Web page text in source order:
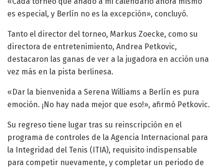
es especial, y Berlín no es la excepción», concluyó.
Tanto el director del torneo, Markus Zoecke, como su
directora de entretenimiento, Andrea Petkovic,
destacaron las ganas de ver a la jugadora en acción una
vez más en la pista berlinesa.
«Dar la bienvenida a Serena Williams a Berlín es pura
emoción. ¡No hay nada mejor que eso!», afirmó Petkovic.
Su regreso tiene lugar tras su reinscripción en el
programa de controles de la Agencia Internacional para
la Integridad del Tenis (ITIA), requisito indispensable
para competir nuevamente, y completar un periodo de